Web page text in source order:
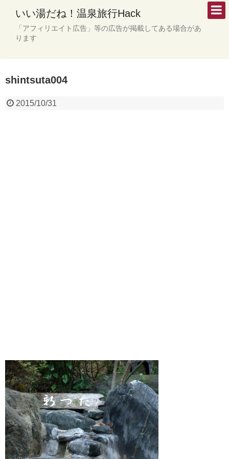
いい湯だね！温泉旅行Hack
「アフィリエイト広告」等の広告が掲載してある場合があ
ります
shintsuta004
2015/10/31